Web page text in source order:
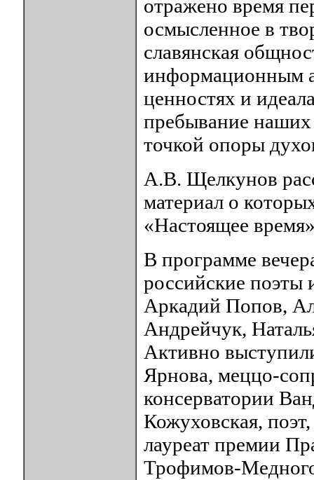
отражено время
осмысленное в
славянская
информационным
ценностях и
пребывание наших
точкой опоры
А.В. Щелкунов
материал о
«Настоящее
В программе
российские поэты
Аркадий Попов,
Андрейчук,
Активно
Ярнова, меццо-
консерватории
Кожуховская,
лауреат премии
Трофимов-